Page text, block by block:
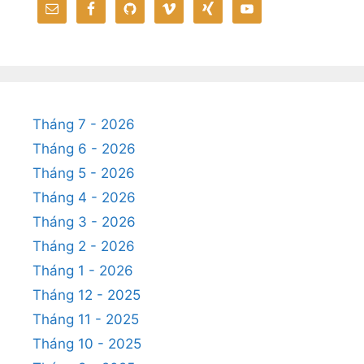
Tháng 7 - 2026
Tháng 6 - 2026
Tháng 5 - 2026
Tháng 4 - 2026
Tháng 3 - 2026
Tháng 2 - 2026
Tháng 1 - 2026
Tháng 12 - 2025
Tháng 11 - 2025
Tháng 10 - 2025